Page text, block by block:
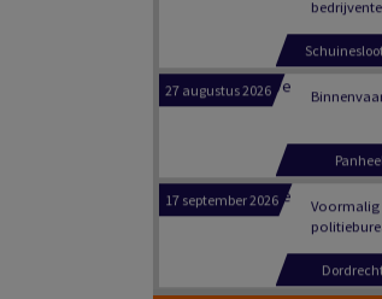
17 september 2026
Voormalig
17 september 2026
Voormalig